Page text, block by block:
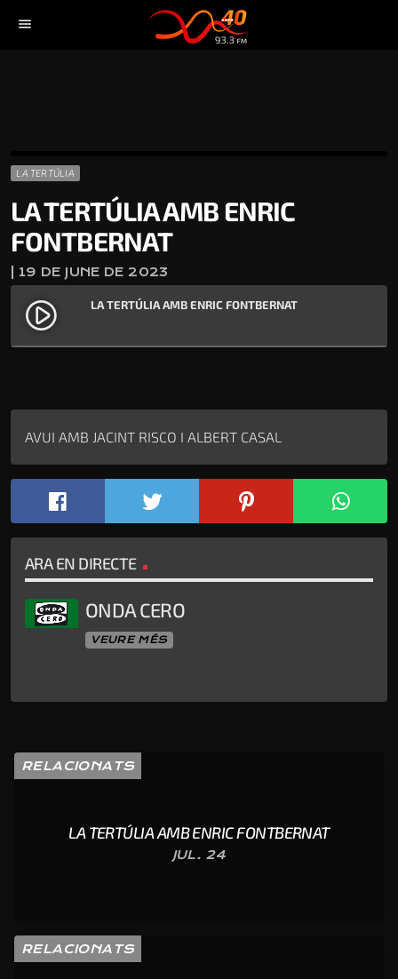
menu
LA TERTÚLIA
LA TERTÚLIA AMB ENRIC
FONTBERNAT
| 19 DE JUNE DE 2023
play_circle_filled LA TERTÚLIA AMB ENRIC FONTBERNAT
AVUI AMB JACINT RISCO I ALBERT CASAL
ARA EN DIRECTE
ONDA CERO
VEURE MÉS
RELACIONATS
LA TERTÚLIA AMB ENRIC FONTBERNAT
JUL. 24
RELACIONATS